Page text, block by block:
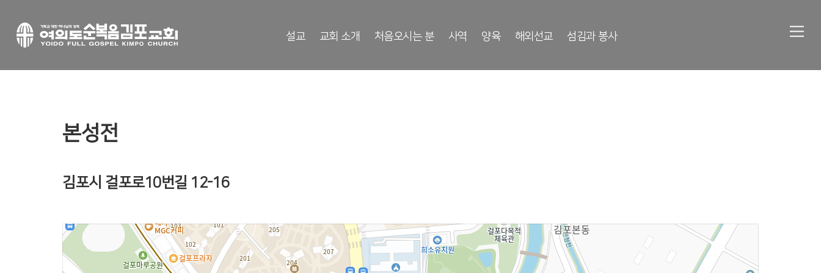
설교 교회 소개 처음오시는 분 사역 양육 해외선교 섬김과 봉사
본성전
김포시 걸포로10번길 12-16